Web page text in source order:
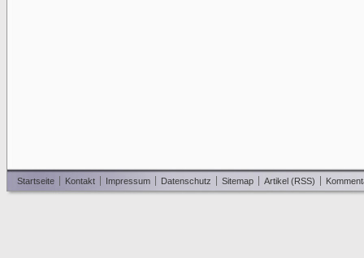
Startseite Kontakt Impressum Datenschutz Sitemap Artikel (RSS)